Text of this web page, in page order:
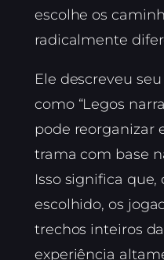
escolhe os
radicalmente
Ele descreveu
como “Legos
pode reorganizar
trama com base
Isso significa
escolhido, os
trechos inteiros
experiência